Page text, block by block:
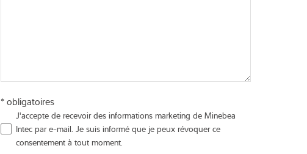
* obligatoires
J'accepte de recevoir des informations marketing de Minebea
Intec par e-mail. Je suis informé que je peux révoquer ce
consentement à tout moment.